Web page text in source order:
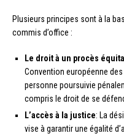
Plusieurs principes sont à la
commis d’office :
Le droit à un procès
Convention européenne
personne poursuivie
compris le droit de se
L’accès à la justice: La
vise à garantir une égalité